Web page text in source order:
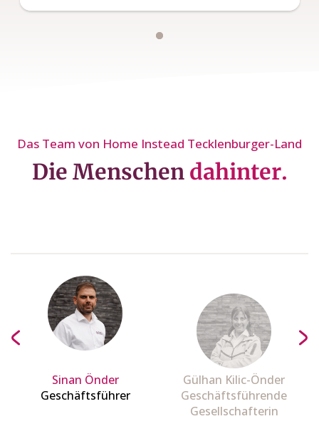
Das Team von Home Instead Tecklenburger-Land
Die Menschen dahinter.
Sinan Önder
Geschäftsführer
Gülhan Kilic-Önder
Geschäftsführende
Gesellschafterin